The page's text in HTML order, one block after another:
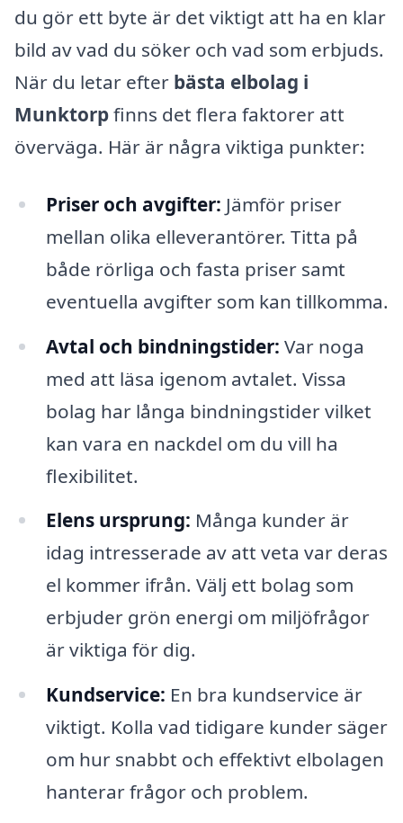
du gör ett byte är det viktigt att ha en klar
bild av vad du söker och vad som erbjuds.
När du letar efter bästa elbolag i
Munktorpfinns det flera faktorer att
överväga. Här är några viktiga punkter:
Priser och avgifter: Jämför priser
mellan olika elleverantörer. Titta på
både rörliga och fasta priser samt
eventuella avgifter som kan tillkomma.
Avtal och bindningstider: Var noga
med att läsa igenom avtalet. Vissa
bolag har långa bindningstider vilket
kan vara en nackdel om du vill ha
flexibilitet.
Elens ursprung: Många kunder är
idag intresserade av att veta var deras
el kommer ifrån. Välj ett bolag som
erbjuder grön energi om miljöfrågor
är viktiga för dig.
Kundservice: En bra kundservice är
viktigt. Kolla vad tidigare kunder säger
om hur snabbt och effektivt elbolagen
hanterar frågor och problem.